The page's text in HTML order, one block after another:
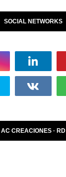
SOCIAL NETWORKS
AC CREACIONES · RD